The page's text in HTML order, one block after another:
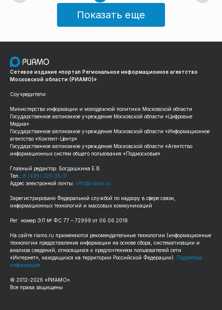
Показать еще
Сетевое издание «портал Региональное информационное агентство
Московской области (РИАМО)»
Соучредители:
Министерство информации и молодежной политики Московской области
Государственное автономное учреждение Московской области «Цифровые
Медиа»
Государственное автономное учреждение Московской области «Информационное
агентство «Контент-Центр»
Государственное автономное учреждение Московской области «Агентство
информационных систем общего пользования «Подмосковье»
Главный редактор: Богдашкина Е.В.
Тел.: 8 (495) 223-35-11
Адрес электронной почты: info@riamo.ru
Зарегистрировано Федеральной службой по надзору в сфере связи,
информационных технологий и массовых коммуникаций
Рег. номер ЭЛ № ФС 77 – 72999 от 06.06.2018
На сайте riamo.ru применяются рекомендательные технологии (информационные
технологии предоставления информации на основе сбора, систематизации и
анализа сведений, относящихся к предпочтениям пользователей сети
«Интернет», находящихся на территории Российской Федерации). Подробная
информация
© 2012-2026 «РИАМО».
Все права защищены